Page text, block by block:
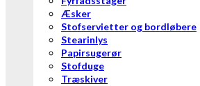
Æsker
Stofservietter og bordløbere
Stearinlys
Papirsugerør
Stofduge
Træskiver